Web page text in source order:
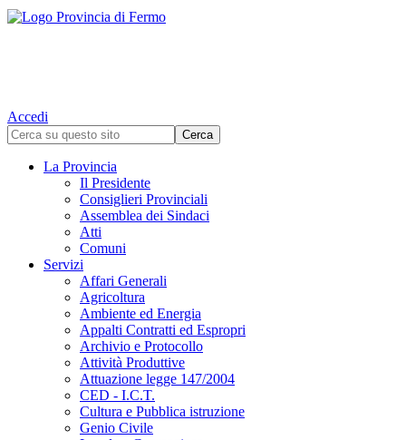
Accedi
La Provincia
Il Presidente
Consiglieri Provinciali
Assemblea dei Sindaci
Atti
Comuni
Servizi
Affari Generali
Agricoltura
Ambiente ed Energia
Appalti Contratti ed Espropri
Archivio e Protocollo
Attività Produttive
Attuazione legge 147/2004
CED - I.C.T.
Cultura e Pubblica istruzione
Genio Civile